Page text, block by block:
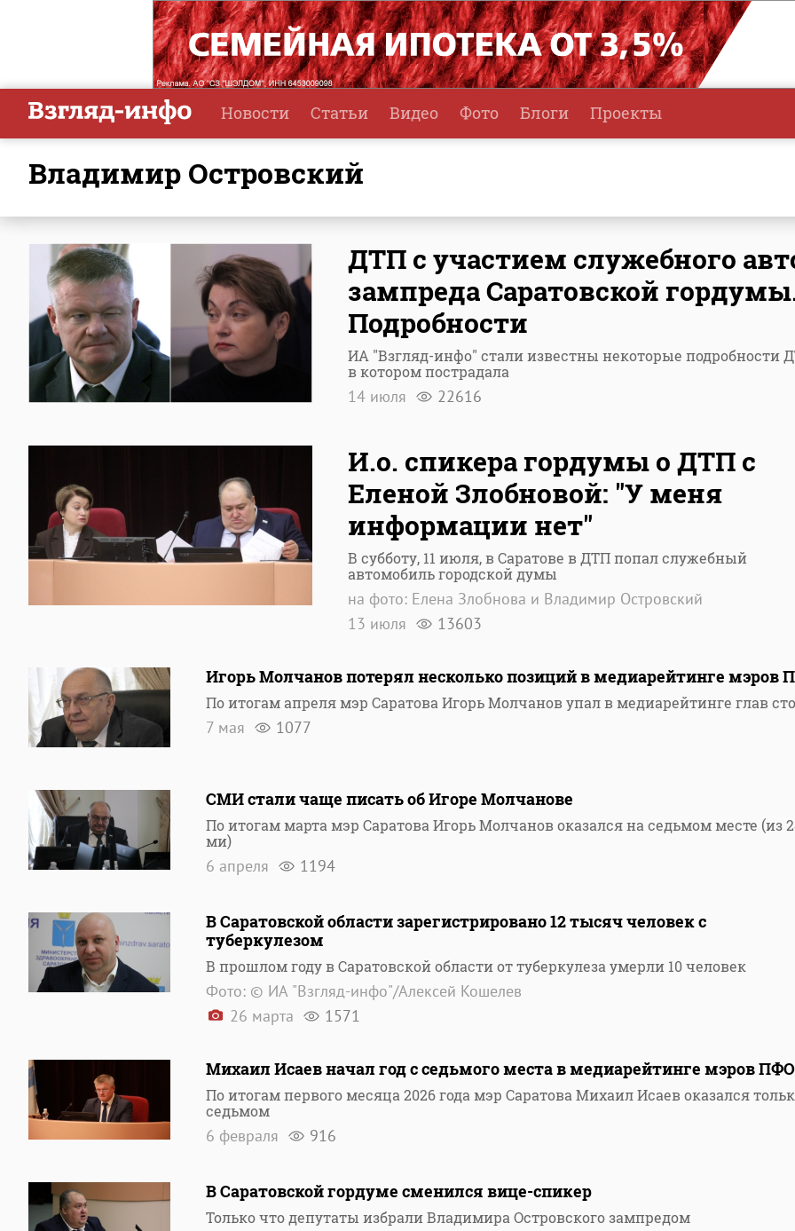
Новости Статьи Видео Фото Блоги Проекты
Владимир Островский
ДТП с участием служебного
зампреда Саратовской
Подробности
ИА "Взгляд-инфо" стали известны некоторые подробности
в котором пострадала
14 июля 22616
И.о. спикера гордумы о ДТП с
Еленой Злобновой: "У меня
информации нет"
В субботу, 11 июля, в Саратове в ДТП попал служебный
автомобиль городской думы
на фото: Елена Злобнова и Владимир Островский
13 июля
13603
Игорь Молчанов потерял несколько позиций в медиарейтинге мэров
По итогам апреля мэр Саратова Игорь Молчанов упал в медиарейтинге глав
7 мая 1077
СМИ стали чаще писать об Игоре Молчанове
По итогам марта мэр Саратова Игорь Молчанов оказался на седьмом месте (из
ми)
6 апреля 1194
В Саратовской области зарегистрировано 12 тысяч человек с
туберкулезом
В прошлом году в Саратовской области от туберкулеза умерли 10 человек
Фото: © ИА "Взгляд-инфо"/Алексей Кошелев
26 марта
1571
Михаил Исаев начал год с седьмого места в медиарейтинге мэров ПФО
По итогам первого месяца 2026 года мэр Саратова Михаил Исаев оказался
седьмом
6 февраля 916
В Саратовской гордуме сменился вице-спикер
Только что депутаты избрали Владимира Островского зампредом